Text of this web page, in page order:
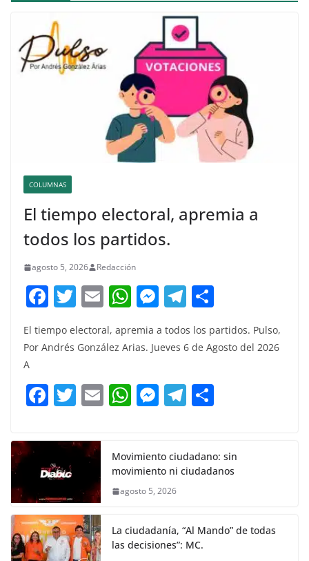
COLUMNAS
El tiempo electoral, apremia a
todos los partidos.
agosto 5, 2026 Redacción
F
c
b
o
k
T
w
itt
E
m
ai
W
at
A
p
M
ss
n
g
T
el
e
a
m
m
p
El tiempo electoral, apremia a todos los partidos. Pulso,
Por Andrés González Arias. Jueves 6 de Agosto del 2026
A
F
c
e
b
o
o
k
T
itt
er
E W
s
A
p
M
e
n
er
T
gr
a
p
ar
Movimiento ciudadano: sin
movimiento ni ciudadanos
agosto 5, 2026
La ciudadanía, “Al Mando” de todas
las decisiones”: MC.